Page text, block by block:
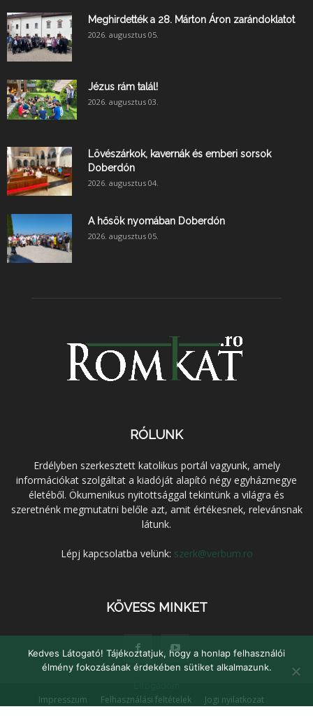
Meghirdették a 28. Márton Áron zarándoklatot
2026. augusztus 05.
Jézus rám talál!
2026. augusztus 03.
Lövészárkok, kavernák és emberi sorsok
Doberdón
2026. augusztus 04.
A hősök nyomában Doberdón
2026. augusztus 05.
RÓLUNK
Erdélyben szerkesztett katolikus portál vagyunk, amely
információkat szolgáltat a kiadóját alapító négy egyházmegye
életéből. Ökumenikus nyitottsággal tekintünk a világra és
szeretnénk megmutatni belőle azt, amit értékesnek, relevánsnak
látunk.
Lépj kapcsolatba velünk: szerk@verbum.ro
KÖVESS MINKET
Impresszum Felhasználási feltételek
Jogi nyilatkozat
Kedves Látogató! Tájékoztatjuk, hogy a honlap felhasználói
élmény fokozásának érdekében sütiket alkalmazunk.